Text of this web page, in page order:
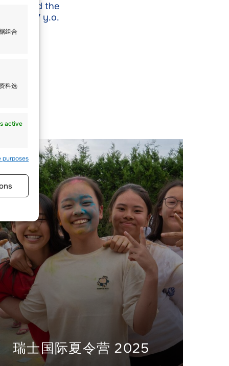
组合
料选
active
active
purposes
around the
and 17 y.o.
瑞士国际夏令营 2025